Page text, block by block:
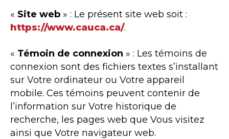
« Site web » : Le présent site web soit :
https://www.cauca.ca/.
« Témoin de connexion » : Les témoins de
connexion sont des fichiers textes s’installant
sur Votre ordinateur ou Votre appareil
mobile. Ces témoins peuvent contenir de
l’information sur Votre historique de
recherche, les pages web que Vous visitez
ainsi que Votre navigateur web.